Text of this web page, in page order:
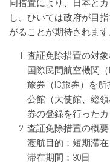
同措置により、日本と
し、ひいては政府が目
がることが期待されます
査証免除措置の対
国際民間航空機関
旅券（IC旅券）を
公館（大使館、総
券の登録を行った
査証免除措置の概要
渡航目的：短期滞
滞在期間：30日